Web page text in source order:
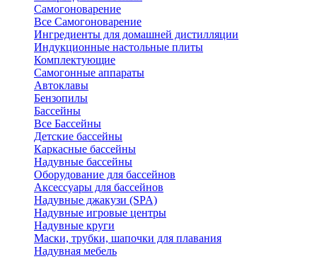
Самогоноварение
Все Самогоноварение
Ингредиенты для домашней дистилляции
Индукционные настольные плиты
Комплектующие
Самогонные аппараты
Автоклавы
Бензопилы
Бассейны
Все Бассейны
Детские бассейны
Каркасные бассейны
Надувные бассейны
Оборудование для бассейнов
Аксессуары для бассейнов
Надувные джакузи (SPA)
Надувные игровые центры
Надувные круги
Маски, трубки, шапочки для плавания
Надувная мебель